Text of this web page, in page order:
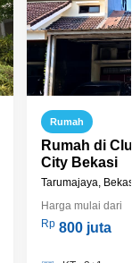
Rumah
Rumah di
City Bekasi
Tarumajaya,
Harga mulai dari
Rp 800 juta